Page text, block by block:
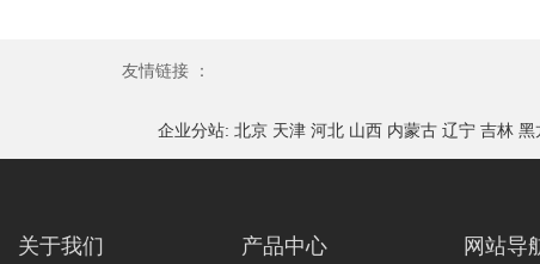
友情链接 ：
企业分站: 北京 天津 河北 山西 内蒙古 辽宁 吉林 黑
关于我们 产品中心 网站导